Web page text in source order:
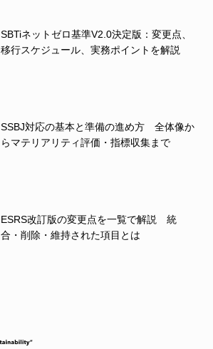
SBTiネットゼロ基準V2.0決定版：変更点、
移行スケジュール、実務ポイントを解説
SSBJ対応の基本と準備の進め方 全体像か
らマテリアリティ評価・指標収集まで
ESRS改訂版の変更点を一覧で解説 統
合・削除・維持された項目とは